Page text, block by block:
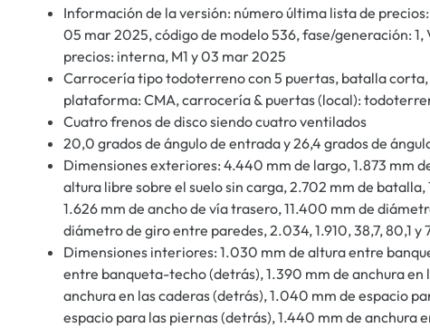
Información de la versión: número última lista de
05 mar 2025, código de modelo 536, fase/generación:
precios: interna, M1 y 03 mar 2025
Carrocería tipo todoterreno con 5 puertas, batalla
plataforma: CMA, carrocería & puertas (local):
Cuatro frenos de disco siendo cuatro ventilados
20,0 grados de ángulo de entrada y 26,4 grados de
Dimensiones exteriores: 4.440 mm de largo, 1.873 mm
altura libre sobre el suelo sin carga, 2.702 mm de
1.626 mm de ancho de vía trasero, 11.400 mm de
diámetro de giro entre paredes, 2.034, 1.910, 38,7, 80,1 y
Dimensiones interiores: 1.030 mm de altura entre
entre banqueta-techo (detrás), 1.390 mm de anchura en
anchura en las caderas (detrás), 1.040 mm de espacio
espacio para las piernas (detrás), 1.440 mm de anchura